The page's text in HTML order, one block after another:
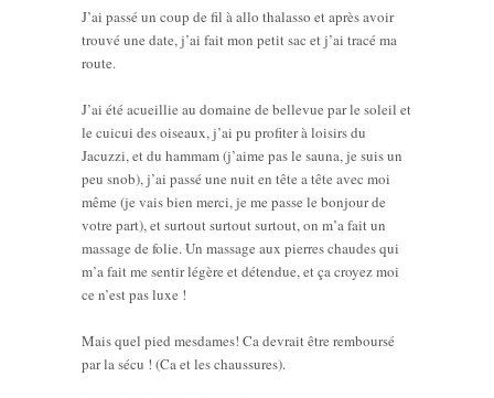
J’ai passé un coup de fil à allo thalasso et après avoir
trouvé une date, j’ai fait mon petit sac et j’ai tracé ma
route.
J’ai été acueillie au domaine de bellevue par le soleil et
le cuicui des oiseaux, j’ai pu profiter à loisirs du
Jacuzzi, et du hammam (j’aime pas le sauna, je suis un
peu snob), j’ai passé une nuit en tête a tête avec moi
même (je vais bien merci, je me passe le bonjour de
votre part), et surtout surtout surtout, on m’a fait un
massage de folie. Un massage aux pierres chaudes qui
m’a fait me sentir légère et détendue, et ça croyez moi
ce n’est pas luxe !
Mais quel pied mesdames! Ca devrait être remboursé
par la sécu ! (Ca et les chaussures).